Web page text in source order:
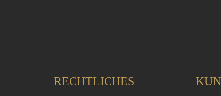
RECHTLICHES